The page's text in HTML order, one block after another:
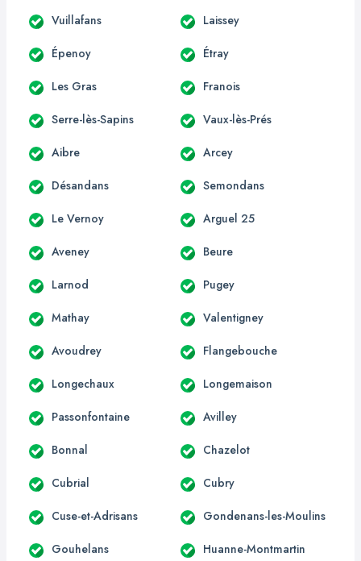
Vuillafans Laissey
Épenoy Étray
Les Gras Franois
Serre-lès-Sapins Vaux-lès-Prés
Aibre Arcey
Désandans Semondans
Le Vernoy Arguel 25
Aveney Beure
Larnod Pugey
Mathay Valentigney
Avoudrey Flangebouche
Longechaux Longemaison
Passonfontaine Avilley
Bonnal Chazelot
Cubrial Cubry
Cuse-et-Adrisans Gondenans-les-Moulins
Gouhelans Huanne-Montmartin